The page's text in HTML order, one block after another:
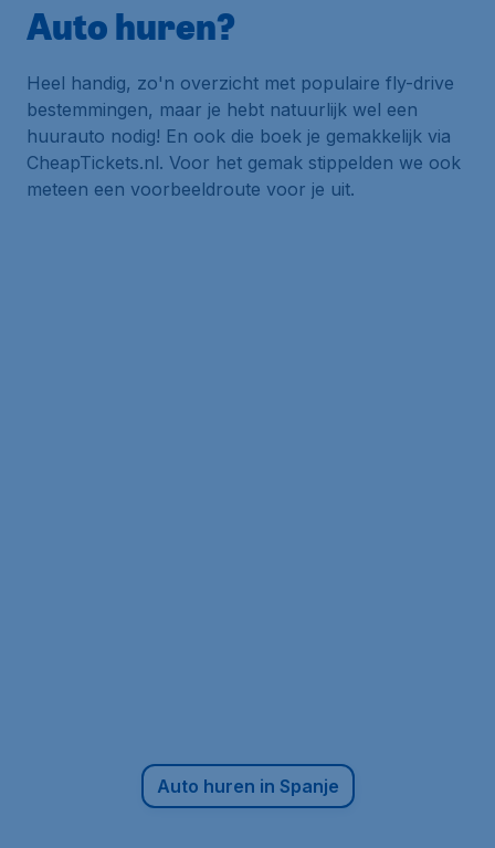
Auto huren?
Heel handig, zo'n overzicht met populaire fly-drive
bestemmingen, maar je hebt natuurlijk wel een
huurauto nodig! En ook die boek je gemakkelijk via
CheapTickets.nl. Voor het gemak stippelden we ook
meteen een voorbeeldroute voor je uit.
Auto huren in Spanje